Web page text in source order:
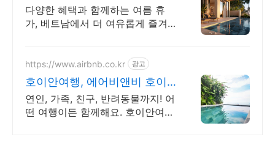
한정 프로모션
다양한 혜택과 함께하는 여름 휴
가, 베트남에서 더 여유롭게 즐겨
https://www.airbnb.co.kr 광고
호이안여행, 에어비앤비 호이
안에서 살아보기
연인, 가족, 친구, 반려동물까지! 어
떤 여행이든 함께해요. 호이안여